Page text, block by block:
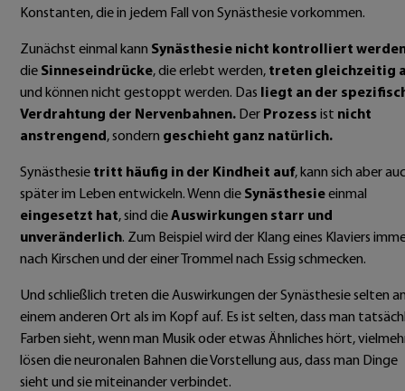
Konstanten, die in jedem Fall von Synästhesie vorkommen.
Zunächst einmal kann Synästhesie nicht kontrolliert
die Sinneseindrücke, die erlebt werden, treten gleichzeitig
und können nicht gestoppt werden. Das
liegt an der
Verdrahtung der Nervenbahnen. Der Prozess ist nicht
anstrengend , sondern geschieht ganz natürlich.
Synästhesie tritt häufig in der Kindheit auf, kann sich aber
später im Leben entwickeln. Wenn die Synästhesieeinmal
eingesetzt hat, sind dieAuswirkungen starr und
unveränderlich. Zum Beispiel wird der Klang eines Klaviers
nach Kirschen und der einer Trommel nach Essig schmecken.
Und schließlich treten die Auswirkungen der Synästhesie selten
einem anderen Ort als im Kopf auf. Es ist selten, dass man
Farben sieht, wenn man Musik oder etwas Ähnliches hört,
lösen die neuronalen Bahnen die Vorstellung aus, dass man Dinge
sieht und sie miteinander verbindet.